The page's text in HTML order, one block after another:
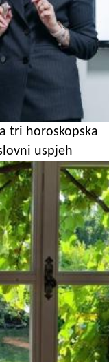
tri horoskopska
uspjeh